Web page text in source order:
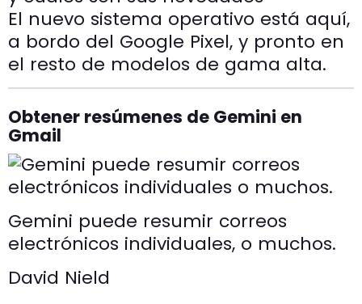
El nuevo sistema operativo está aquí,
a bordo del Google Pixel, y pronto en
el resto de modelos de gama alta.
Obtener resúmenes de Gemini en
Gmail
Gemini puede resumir correos
electrónicos individuales, o muchos.
David Nield